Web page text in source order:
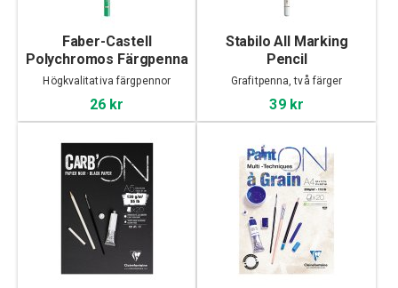
Faber-Castell
Polychromos Färgpenna
Högkvalitativa färgpennor
26 kr
Stabilo All Marking
Pencil
Grafitpenna, två färger
39 kr